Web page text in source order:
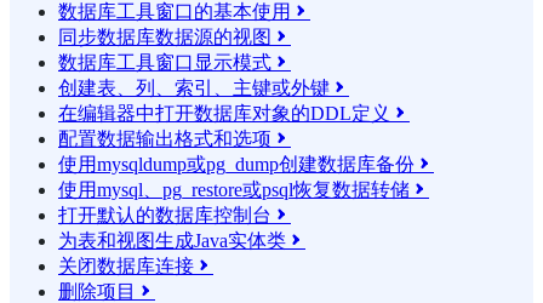
数据库工具窗口的基本使用 
同步数据库数据源的视图 
数据库工具窗口显示模式 
创建表、列、索引、主键或外键 
在编辑器中打开数据库对象的DDL定义 
配置数据输出格式和选项 
使用mysqldump或pg_dump创建数据库备份 
使用mysql、pg_restore或psql恢复数据转储 
打开默认的数据库控制台 
为表和视图生成Java实体类 
关闭数据库连接 
删除项目 